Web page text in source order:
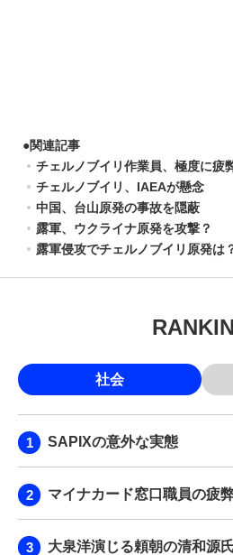
●関連記事
チェルノブイリ作業員、極度に疲
チェルノブイリ、IAEAが懸念
中国、台山原発の事故を隠蔽
露軍、ウクライナ原発を攻撃？
露軍侵攻でチェルノブイリ原発は
社会
SAPIXの意外な実態
マイナカード窓口職員の疲
大泉洋演じる頼朝の清和源